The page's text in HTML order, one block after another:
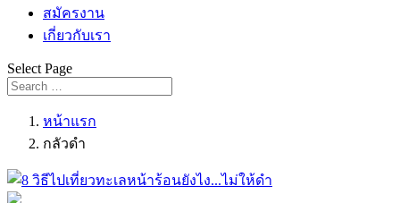
สมัครงาน
เกี่ยวกับเรา
Select Page
หน้าแรก
กลัวดำ